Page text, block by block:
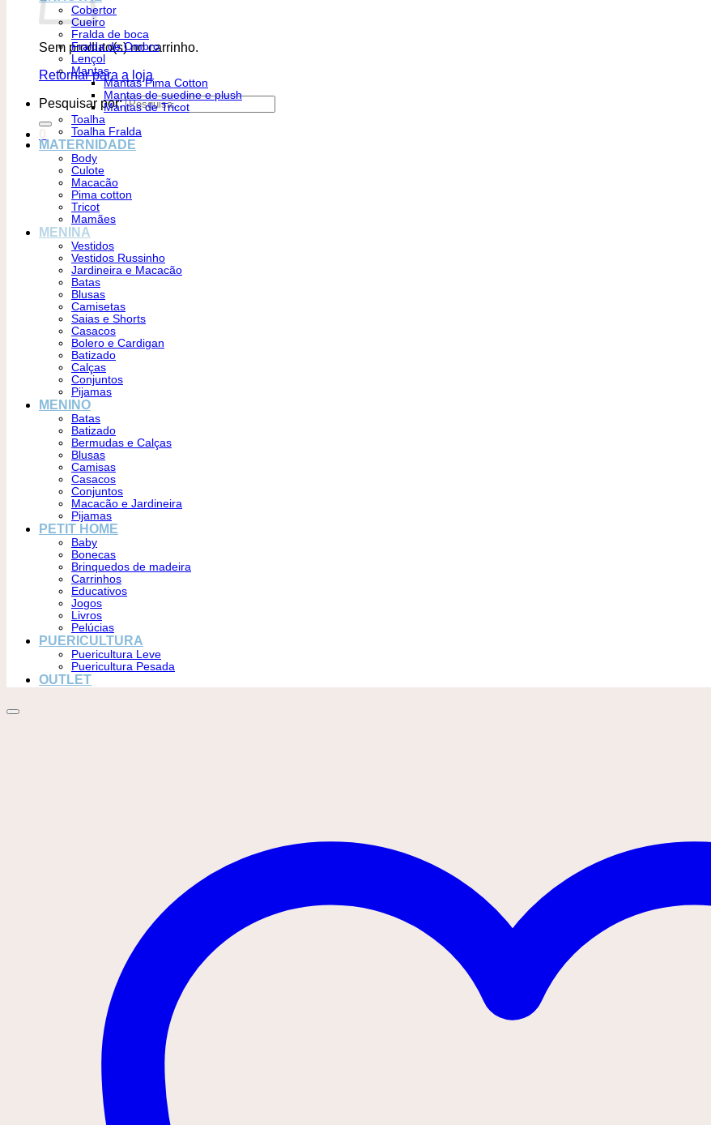
Sem produto(s) no carrinho.
Retornar para a loja
Pesquisar por:
Cobertor
Cueiro
Fralda de boca
Fralda de Ombro
Lençol
Mantas
Mantas Pima Cotton
Mantas de suedine e plush
Mantas de Tricot
Toalha
Toalha Fralda
MATERNIDADE
Body
Culote
Macacão
Pima cotton
Tricot
Mamães
MENINA
Vestidos
Vestidos Russinho
Jardineira e Macacão
Batas
Blusas
Camisetas
Saias e Shorts
Casacos
Bolero e Cardigan
Batizado
Calças
Conjuntos
Pijamas
MENINO
Batas
Batizado
Bermudas e Calças
Blusas
Camisas
Casacos
Conjuntos
Macacão e Jardineira
Pijamas
PETIT HOME
Baby
Bonecas
Brinquedos de madeira
Carrinhos
Educativos
Jogos
Livros
Pelúcias
PUERICULTURA
Puericultura Leve
Puericultura Pesada
OUTLET